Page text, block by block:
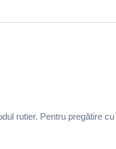
rutier. Pentru pregătire